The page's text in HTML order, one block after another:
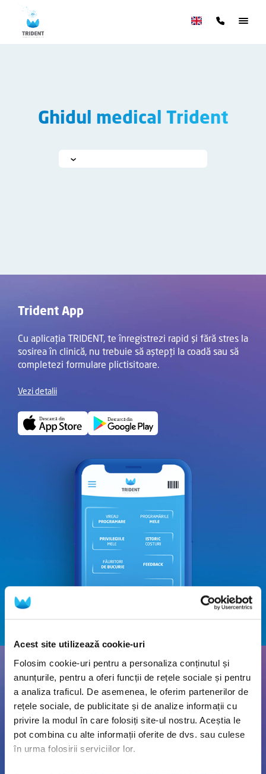
Acest site utilizează cookie-uri
Folosim cookie-uri pentru a personaliza conținutul și
anunțurile, pentru a oferi funcții de rețele sociale și pentru
a analiza traficul. De asemenea, le oferim partenerilor de
rețele sociale, de publicitate și de analize informații cu
privire la modul în care folosiți site-ul nostru. Aceștia le
pot combina cu alte informații oferite de dvs. sau culese
în urma folosirii serviciilor lor.
Ghidul medical Trident
Trident App
Cu aplicația TRIDENT, te înregistrezi rapid și fără stres la
sosirea în clinică, nu trebuie să aștepți la coadă sau să
completezi formulare plictisitoare.
Vezi detalii
Parcare gratuită
Nu pierde timpul căutând loc de parcare! Poți parca
gratuit la locațiile noastre.